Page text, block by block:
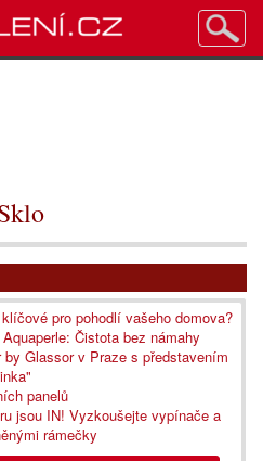
pro pohodlí vašeho domova?
Čistota bez námahy
Glassor v Praze s představením
panelů
jsou IN! Vyzkoušejte vypínače a
rámečky